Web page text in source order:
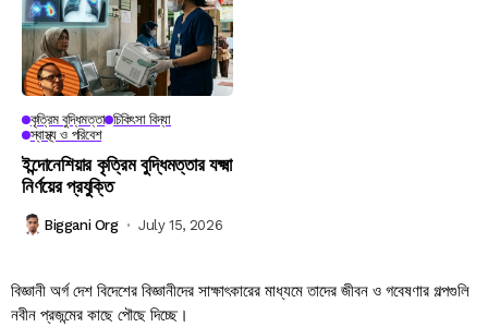
কৃত্রিম বুদ্ধিমত্তা চিকিৎসা বিদ্যা
স্বাস্থ্য ও পরিবেশ
ইন্দোনেশিয়ার কৃত্রিম বুদ্ধিমত্তার যক্ষ্মা
নির্ণয়ের প্রযুক্তি
Biggani Org July 15, 2026
বিজ্ঞানী অর্গ দেশ বিদেশের বিজ্ঞানীদের সাক্ষাৎকারের মাধ্যমে তাদের জীবন ও গবেষণার গল্পগুলি
নবীন প্রজন্মের কাছে পৌছে দিচ্ছে।